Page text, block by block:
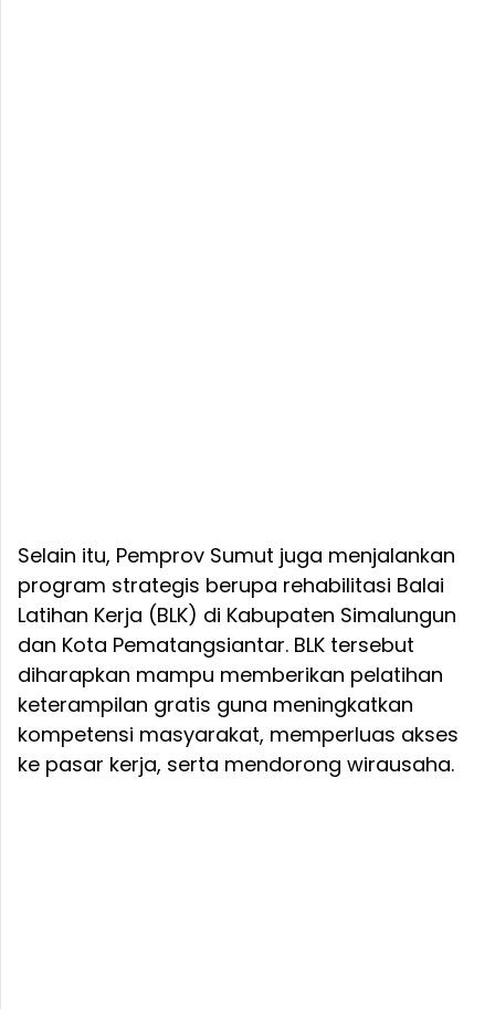
Selain itu, Pemprov Sumut juga menjalankan
program strategis berupa rehabilitasi Balai
Latihan Kerja (BLK) di Kabupaten Simalungun
dan Kota Pematangsiantar. BLK tersebut
diharapkan mampu memberikan pelatihan
keterampilan gratis guna meningkatkan
kompetensi masyarakat, memperluas akses
ke pasar kerja, serta mendorong wirausaha.